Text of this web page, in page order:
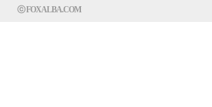
ⓒ FOXALBA.COM